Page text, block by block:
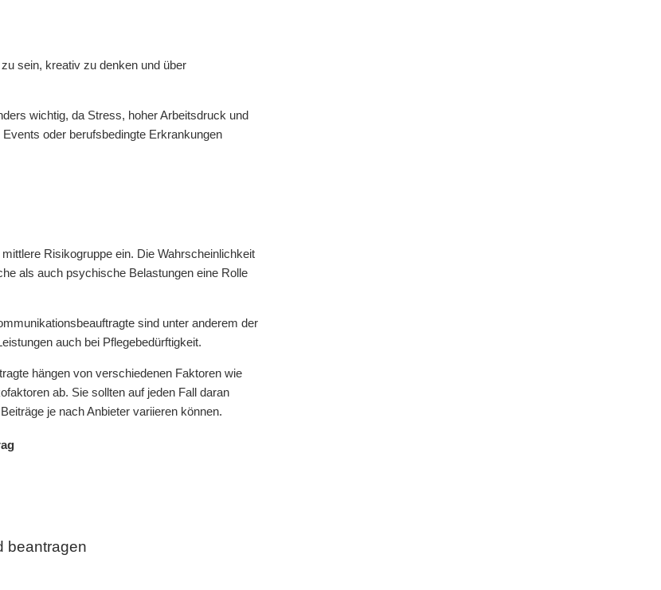
sein, kreativ zu denken und über
wichtig, da Stress, hoher Arbeitsdruck und
oder berufsbedingte Erkrankungen
Risikogruppe ein. Die Wahrscheinlichkeit
als auch psychische Belastungen eine Rolle
sind unter anderem der
auch bei Pflegebedürftigkeit.
hängen von verschiedenen Faktoren wie
ab. Sie sollten auf jeden Fall daran
je nach Anbieter variieren können.
beantragen